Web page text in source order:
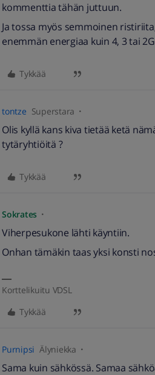
kommenttia tähän juttuun.
Ja tossa myös semmoinen
enemmän energiaa kuin 4, 3 tai
Tykkää
tontze Superstara
Olis kyllä kans kiva tietää ketä
tytäryhtiöitä ?
Tykkää
Sokrates
Viherpesukone lähti käyntiin.
Onhan tämäkin taas yksi konsti
Korttelikuitu VDSL
Tykkää
Purnipsi Älyniekka
Sama kuin sähkössä. Samaa